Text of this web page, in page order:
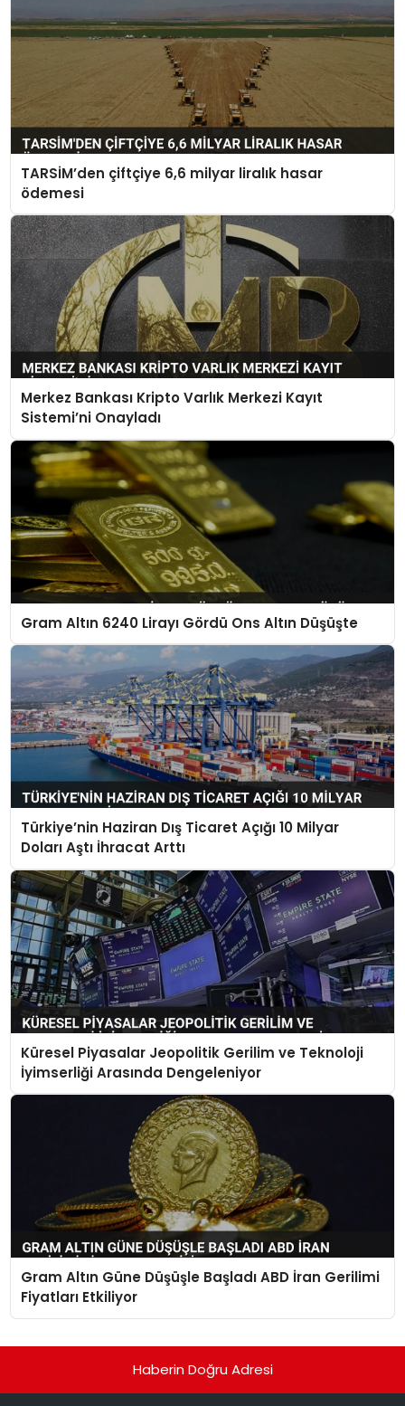
TARSİM’den çiftçiye 6,6 milyar liralık hasar
ödemesi
Merkez Bankası Kripto Varlık Merkezi Kayıt
Sistemi’ni Onayladı
Gram Altın 6240 Lirayı Gördü Ons Altın Düşüşte
Türkiye’nin Haziran Dış Ticaret Açığı 10 Milyar
Doları Aştı İhracat Arttı
Küresel Piyasalar Jeopolitik Gerilim ve Teknoloji
İyimserliği Arasında Dengeleniyor
Gram Altın Güne Düşüşle Başladı ABD İran Gerilimi
Fiyatları Etkiliyor
Haberin Doğru Adresi